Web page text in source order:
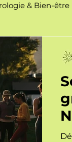
& Bien-être
entreprise